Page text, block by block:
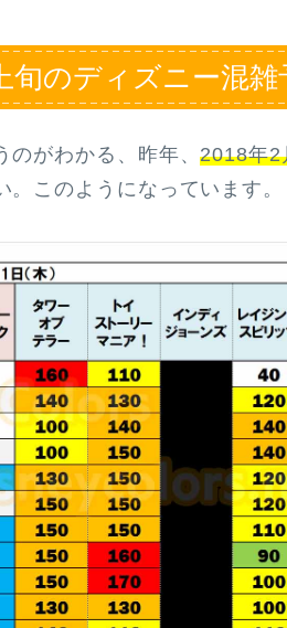
旬のディズニー混雑
のがわかる、昨年、2018年2
このようになっています。